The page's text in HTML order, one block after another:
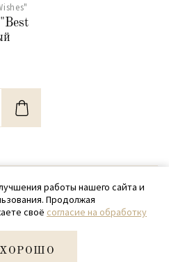
SamPack
699-97-87
сайта
работы нашего сайта и
Продолжая
своё согласие на обработку
ХОРОШО